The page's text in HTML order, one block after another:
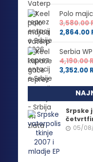
Polo
3,580.00
2,864.00
Serbia
4,190.00
3,352.00
Srpske
05/